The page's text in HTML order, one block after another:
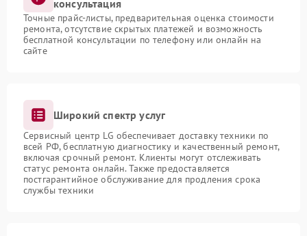
консультация
Точные прайс-листы, предварительная оценка стоимости
ремонта, отсутствие скрытых платежей и возможность
бесплатной консультации по телефону или онлайн на
сайте
Широкий спектр услуг
Сервисный центр LG обеспечивает доставку техники по
всей РФ, бесплатную диагностику и качественный ремонт,
включая срочный ремонт. Клиенты могут отслеживать
статус ремонта онлайн. Также предоставляется
постгарантийное обслуживание для продления срока
службы техники